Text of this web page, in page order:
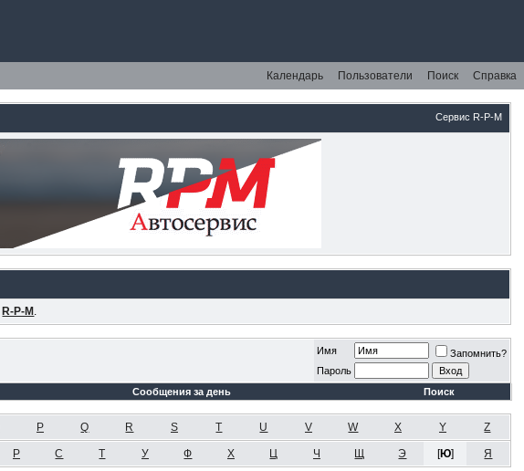
Календарь Пользователи Поиск Справка
Сервис R-P-M
R-P-M .
Имя
Запомнить?
Пароль
Сообщения за день Поиск
P Q R S T U V W X Y Z
Р С Т У Ф Х Ц Ч Щ Э [Ю] Я